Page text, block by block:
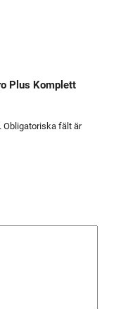
Plus Komplett
Obligatoriska fält är